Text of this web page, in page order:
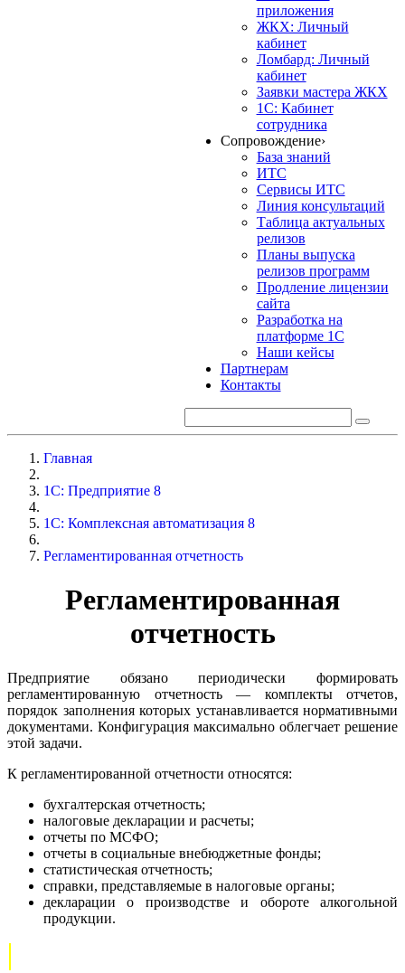
приложения
ЖКХ: Личный
кабинет
Ломбард: Личный
кабинет
Заявки мастера ЖКХ
1С: Кабинет
сотрудника
Сопровождение›
База знаний
ИТС
Сервисы ИТС
Линия консультаций
Таблица актуальных
релизов
Планы выпуска
релизов программ
Продление лицензии
сайта
Разработка на
платформе 1С
Наши кейсы
Партнерам
Контакты
Главная
1С: Предприятие 8
1С: Комплексная автоматизация 8
Регламентированная отчетность
Регламентированная
отчетность
Предприятие обязано периодически формировать
регламентированную отчетность — комплекты отчетов,
порядок заполнения которых устанавливается нормативными
документами. Конфигурация максимально облегчает решение
этой задачи.
К регламентированной отчетности относятся:
бухгалтерская отчетность;
налоговые декларации и расчеты;
отчеты по МСФО;
отчеты в социальные внебюджетные фонды;
статистическая отчетность;
справки, представляемые в налоговые органы;
декларации о производстве и обороте алкогольной
продукции.